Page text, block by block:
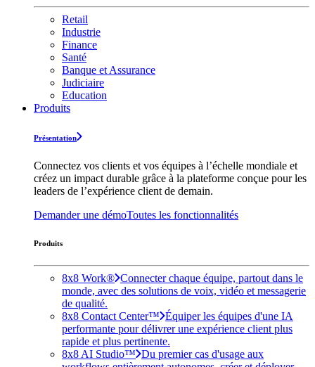
Retail
Industrie
Finance
Santé
Banque et Assurance
Judiciaire
Education
Produits
Présentation
Connectez vos clients et vos équipes à l’échelle mondiale et
créez un impact durable grâce à la plateforme conçue pour les
leaders de l’expérience client de demain.
Demander une démoToutes les fonctionnalités
Produits
8x8 Work® Connecter chaque équipe, partout dans le
monde, avec des solutions de voix, vidéo et messagerie
de qualité.
8x8 Contact Center™ Équiper les équipes d'une IA
performante pour délivrer une expérience client plus
rapide et plus pertinente.
8x8 AI Studio™ Du premier cas d'usage aux